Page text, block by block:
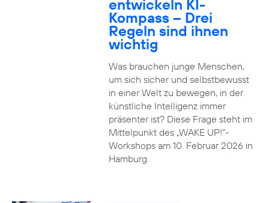
entwickeln KI-
Kompass – Drei
Regeln sind ihnen
wichtig
Was brauchen junge Menschen,
um sich sicher und selbstbewusst
in einer Welt zu bewegen, in der
künstliche Intelligenz immer
präsenter ist? Diese Frage steht im
Mittelpunkt des „WAKE UP!“-
Workshops am 10. Februar 2026 in
Hamburg.